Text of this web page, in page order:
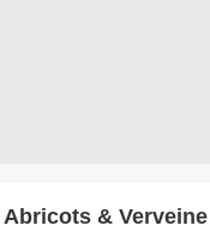
Abricots &